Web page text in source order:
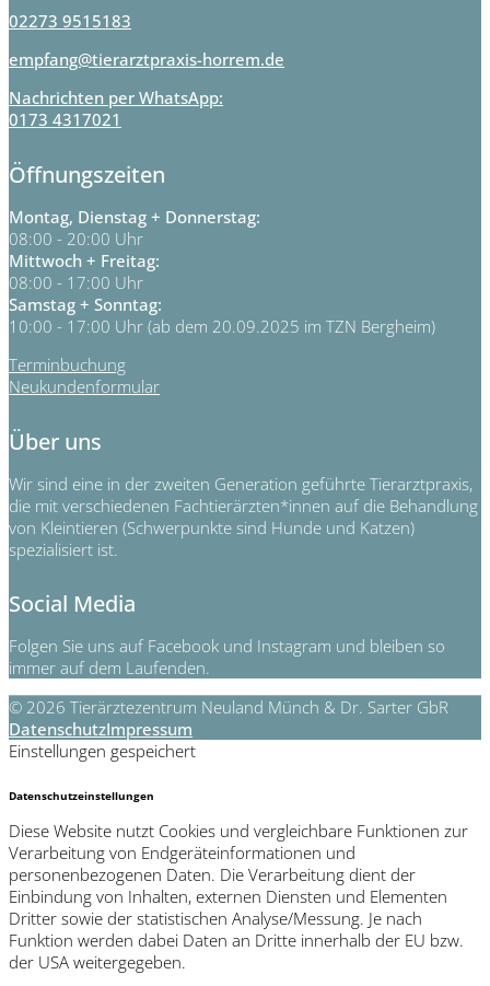
02273 9515183
empfang@tierarztpraxis-horrem.de
Nachrichten per WhatsApp:
0173 4317021
Öffnungszeiten
Montag, Dienstag + Donnerstag:
08:00 - 20:00 Uhr
Mittwoch + Freitag:
08:00 - 17:00 Uhr
Samstag + Sonntag:
10:00 - 17:00 Uhr (ab dem 20.09.2025 im TZN Bergheim)
Terminbuchung
Neukundenformular
Über uns
Wir sind eine in der zweiten Generation geführte Tierarztpraxis,
die mit verschiedenen Fachtierärzten*innen auf die Behandlung
von Kleintieren (Schwerpunkte sind Hunde und Katzen)
spezialisiert ist.
Social Media
Folgen Sie uns auf Facebook und Instagram und bleiben so
immer auf dem Laufenden.
© 2026 Tierärztezentrum Neuland Münch & Dr. Sarter GbR
DatenschutzImpressum
Einstellungen gespeichert
Datenschutzeinstellungen
Diese Website nutzt Cookies und vergleichbare Funktionen zur
Verarbeitung von Endgeräteinformationen und
personenbezogenen Daten. Die Verarbeitung dient der
Einbindung von Inhalten, externen Diensten und Elementen
Dritter sowie der statistischen Analyse/Messung. Je nach
Funktion werden dabei Daten an Dritte innerhalb der EU bzw.
der USA weitergegeben.